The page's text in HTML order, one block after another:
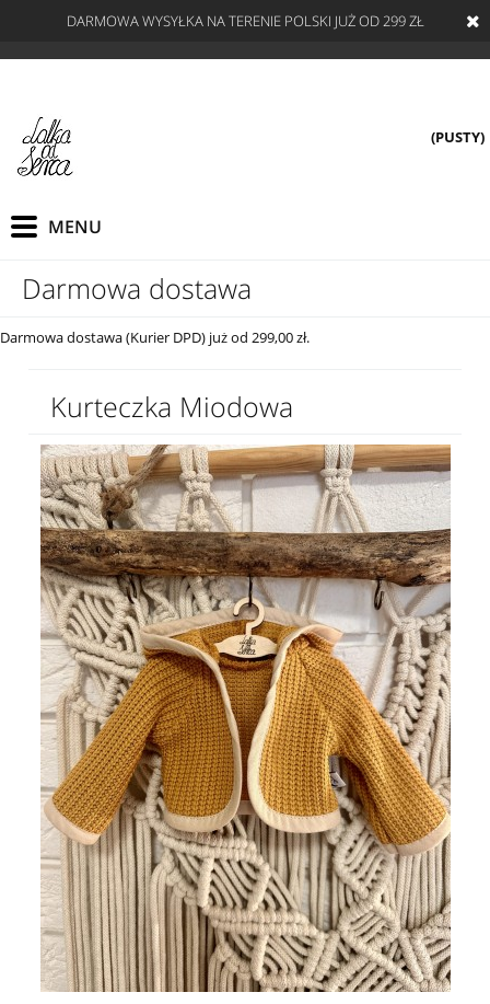
DARMOWA WYSYŁKA NA TERENIE POLSKI JUŻ OD 299 ZŁ
(PUSTY)
Darmowa dostawa
Darmowa dostawa (Kurier DPD) już od 299,00 zł.
Kurteczka Miodowa